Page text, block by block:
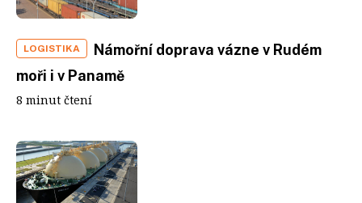
LOGISTIKA
Námořní doprava vázne v Rudém
moři i v Panamě
8 minut čtení